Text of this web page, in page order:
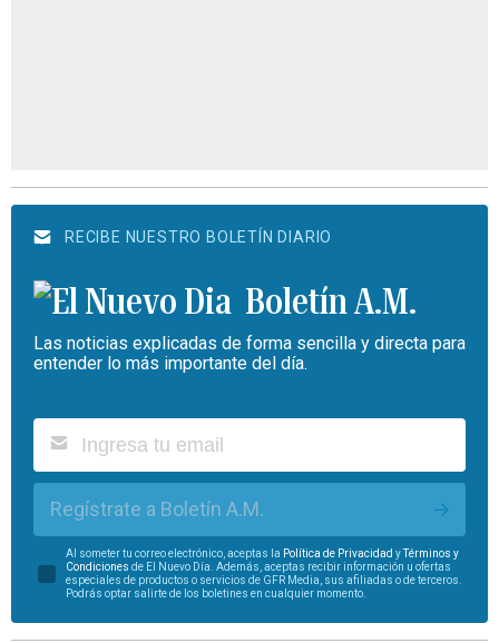
RECIBE NUESTRO BOLETÍN DIARIO
Boletín A.M.
Las noticias explicadas de forma sencilla y directa para
entender lo más importante del día.
Regístrate a Boletín A.M.
Al someter tu correo electrónico, aceptas la Política de Privacidad yTérminos y
Condiciones de El Nuevo Día. Además, aceptas recibir información u ofertas
especiales de productos o servicios de GFR Media, sus afiliadas o de terceros.
Podrás optar salirte de los boletines en cualquier momento.